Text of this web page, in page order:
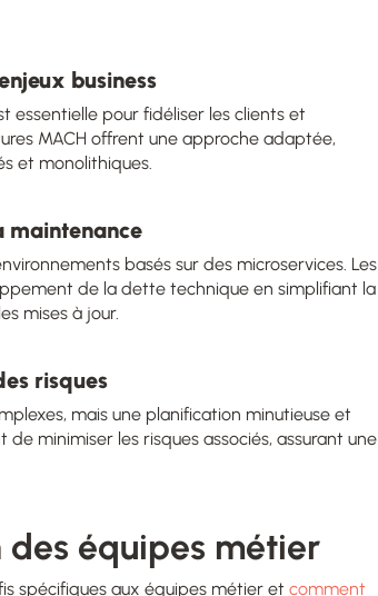
business
essentielle pour fidéliser les clients et
MACH offrent une approche adaptée,
et monolithiques.
maintenance
basés sur des microservices. Les
de la dette technique en simplifiant la
mises à jour.
risques
mais une planification minutieuse et
minimiser les risques associés, assurant une
des équipes métier
spécifiques aux équipes métier et comment